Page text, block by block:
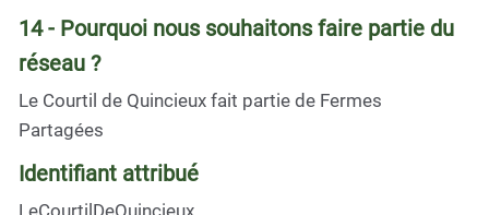
14 - Pourquoi nous souhaitons faire partie du
réseau ?
Le Courtil de Quincieux fait partie de Fermes
Partagées
Identifiant attribué
LeCourtilDeQuincieux